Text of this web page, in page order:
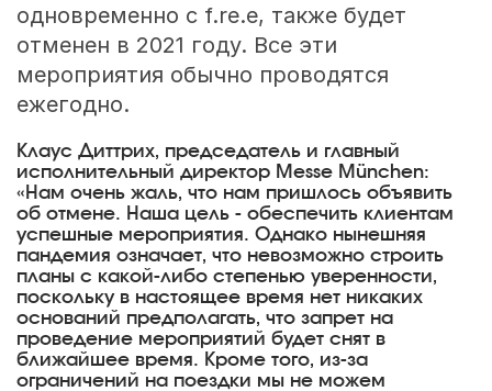
одновременно с f.re.e, также будет
отменен в 2021 году. Все эти
мероприятия обычно проводятся
ежегодно.
Клаус Диттрих, председатель и главный
исполнительный директор Messe München:
«Нам очень жаль, что нам пришлось объявить
об отмене. Наша цель - обеспечить клиентам
успешные мероприятия. Однако нынешняя
пандемия означает, что невозможно строить
планы с какой-либо степенью уверенности,
поскольку в настоящее время нет никаких
оснований предполагать, что запрет на
проведение мероприятий будет снят в
ближайшее время. Кроме того, из-за
ограничений на поездки мы не можем